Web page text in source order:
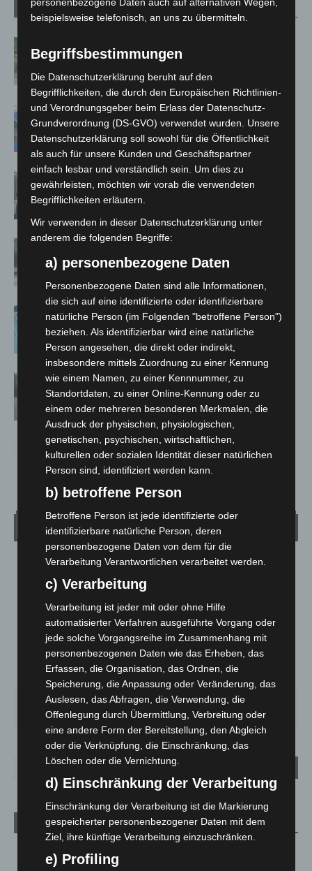
Verwandte Artikel Mehr vom Autor
Region Hannover: 21 neue
Notfallsanitäter starten beim Roten
Kreuz
Mann läuft mit Hockeyschläger über
A7 – Polizei sucht Zeugen
Celle: Mensch stirbt bei Bagger-Unfall
auf Baustelle
Gasleitung bei McDonald’s-Umbau in
Langenhagen beschädigt
Anklage nach Abschaltung von
„Archetyp Market“ erhoben
Hannover: Polizei stoppt 166
Trunkenheitsfahrten bei
Großkontrolle
Wetter
LANGENHAGEN
Klarer Himmel
21.9°C 22.7
21.6°
62% 3.6m/s 4%
DO.
29°
FR.
25°
SA.
27°
SO.
32° 35
Aktuelle Beiträge
Roten Kreuz
personenbezogene Daten auch auf alternativen Wegen,
beispielsweise telefonisch, an uns zu übermitteln.
Begriffsbestimmungen
Die Datenschutzerklärung beruht auf den
Begrifflichkeiten, die durch den Europäischen Richtlinien-
und Verordnungsgeber beim Erlass der Datenschutz-
Grundverordnung (DS-GVO) verwendet wurden. Unsere
Datenschutzerklärung soll sowohl für die Öffentlichkeit
als auch für unsere Kunden und Geschäftspartner
einfach lesbar und verständlich sein. Um dies zu
gewährleisten, möchten wir vorab die verwendeten
Begrifflichkeiten erläutern.
Wir verwenden in dieser Datenschutzerklärung unter
anderem die folgenden Begriffe:
a) personenbezogene Daten
Personenbezogene Daten sind alle Informationen,
die sich auf eine identifizierte oder identifizierbare
natürliche Person (im Folgenden "betroffene Person")
beziehen. Als identifizierbar wird eine natürliche
Person angesehen, die direkt oder indirekt,
insbesondere mittels Zuordnung zu einer Kennung
wie einem Namen, zu einer Kennnummer, zu
Standortdaten, zu einer Online-Kennung oder zu
einem oder mehreren besonderen Merkmalen, die
Ausdruck der physischen, physiologischen,
genetischen, psychischen, wirtschaftlichen,
kulturellen oder sozialen Identität dieser natürlichen
Person sind, identifiziert werden kann.
b) betroffene Person
Betroffene Person ist jede identifizierte oder
identifizierbare natürliche Person, deren
personenbezogene Daten von dem für die
Verarbeitung Verantwortlichen verarbeitet werden.
c) Verarbeitung
Verarbeitung ist jeder mit oder ohne Hilfe
automatisierter Verfahren ausgeführte Vorgang oder
jede solche Vorgangsreihe im Zusammenhang mit
personenbezogenen Daten wie das Erheben, das
Erfassen, die Organisation, das Ordnen, die
Speicherung, die Anpassung oder Veränderung, das
Auslesen, das Abfragen, die Verwendung, die
Offenlegung durch Übermittlung, Verbreitung oder
eine andere Form der Bereitstellung, den Abgleich
oder die Verknüpfung, die Einschränkung, das
Löschen oder die Vernichtung.
d) Einschränkung der Verarbeitung
Einschränkung der Verarbeitung ist die Markierung
gespeicherter personenbezogener Daten mit dem
Ziel, ihre künftige Verarbeitung einzuschränken.
e) Profiling